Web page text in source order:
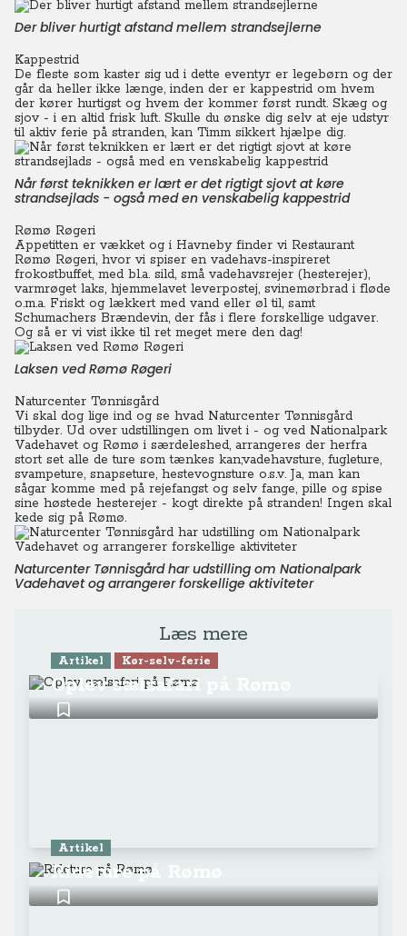
Der bliver hurtigt afstand mellem strandsejlerne
Kappestrid
De fleste som kaster sig ud i dette eventyr er legebørn og der
går da heller ikke længe, inden der er kappestrid om hvem
der kører hurtigst og hvem der kommer først rundt. Skæg og
sjov - i en altid frisk luft. Skulle du ønske dig selv at eje udstyr
til aktiv ferie på stranden, kan Timm sikkert hjælpe dig.
Når først teknikken er lært er det rigtigt sjovt at køre
strandsejlads - også med en venskabelig kappestrid
Rømø Røgeri
Appetitten er vækket og i Havneby finder vi Restaurant
Rømø Røgeri, hvor vi spiser en vadehavs-inspireret
frokostbuffet, med bl.a. sild, små vadehavsrejer (hesterejer),
varmrøget laks, hjemmelavet leverpostej, svinemørbrad i fløde
o.m.a. Friskt og lækkert med vand eller øl til, samt
Schumachers Brændevin, der fås i flere forskellige udgaver.
Og så er vi vist ikke til ret meget mere den dag!
Laksen ved Rømø Røgeri
Naturcenter Tønnisgård
Vi skal dog lige ind og se hvad Naturcenter Tønnisgård
tilbyder. Ud over udstillingen om livet i - og ved Nationalpark
Vadehavet og Rømø i særdeleshed, arrangeres der herfra
stort set alle de ture som tænkes kan;vadehavsture, fugleture,
svampeture, snapseture, hestevognsture o.s.v. Ja, man kan
sågar komme med på rejefangst og selv fange, pille og spise
sine høstede hesterejer - kogt direkte på stranden! Ingen skal
kede sig på Rømø.
Naturcenter Tønnisgård har udstilling om Nationalpark
Vadehavet og arrangerer forskellige aktiviteter
Læs mere
Artikel Kør-selv-ferie
Oplev sælsafari på Rømø
Artikel
Rideture på Rømø